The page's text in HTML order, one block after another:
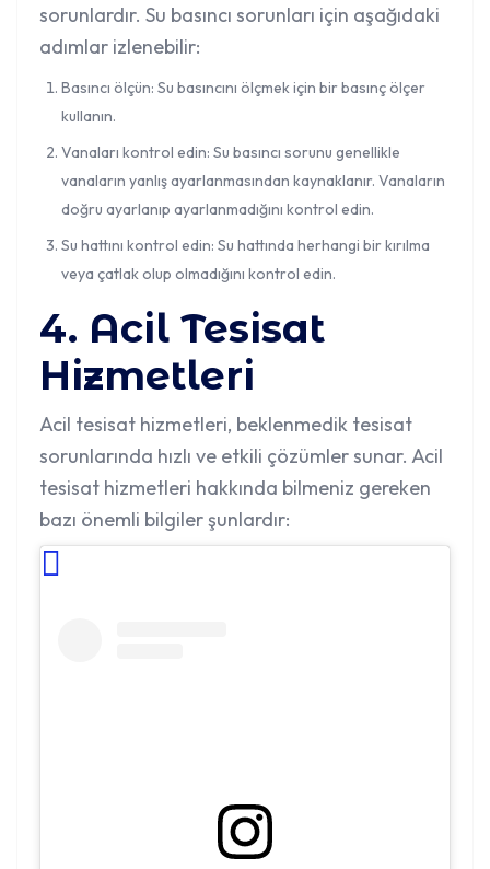
sorunlardır. Su basıncı sorunları için aşağıdaki
adımlar izlenebilir:
Basıncı ölçün: Su basıncını ölçmek için bir basınç ölçer
kullanın.
Vanaları kontrol edin: Su basıncı sorunu genellikle
vanaların yanlış ayarlanmasından kaynaklanır. Vanaların
doğru ayarlanıp ayarlanmadığını kontrol edin.
Su hattını kontrol edin: Su hattında herhangi bir kırılma
veya çatlak olup olmadığını kontrol edin.
4. Acil Tesisat
Hizmetleri
Acil tesisat hizmetleri, beklenmedik tesisat
sorunlarında hızlı ve etkili çözümler sunar. Acil
tesisat hizmetleri hakkında bilmeniz gereken
bazı önemli bilgiler şunlardır: